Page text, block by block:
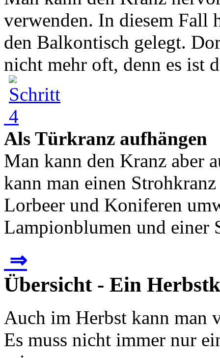
verwenden. In diesem Fall
den Balkontisch gelegt.
nicht mehr oft, denn es ist
Als Türkranz aufhängen
Man kann den Kranz aber
kann man einen
Lorbeer und Koniferen
Lampionblumen und einer
⇒
Übersicht - Ein
Auch im Herbst kann man
Es muss nicht immer nur